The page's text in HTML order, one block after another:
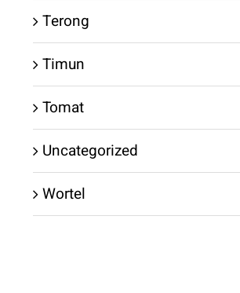
Terong
Timun
Tomat
Uncategorized
Wortel